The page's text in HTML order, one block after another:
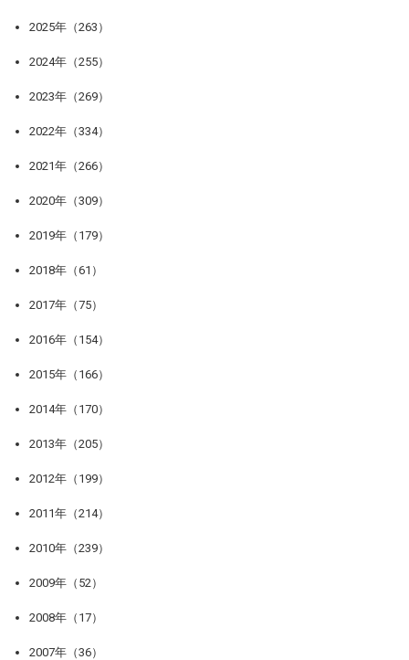
2025年（263）
2024年（255）
2023年（269）
2022年（334）
2021年（266）
2020年（309）
2019年（179）
2018年（61）
2017年（75）
2016年（154）
2015年（166）
2014年（170）
2013年（205）
2012年（199）
2011年（214）
2010年（239）
2009年（52）
2008年（17）
2007年（36）